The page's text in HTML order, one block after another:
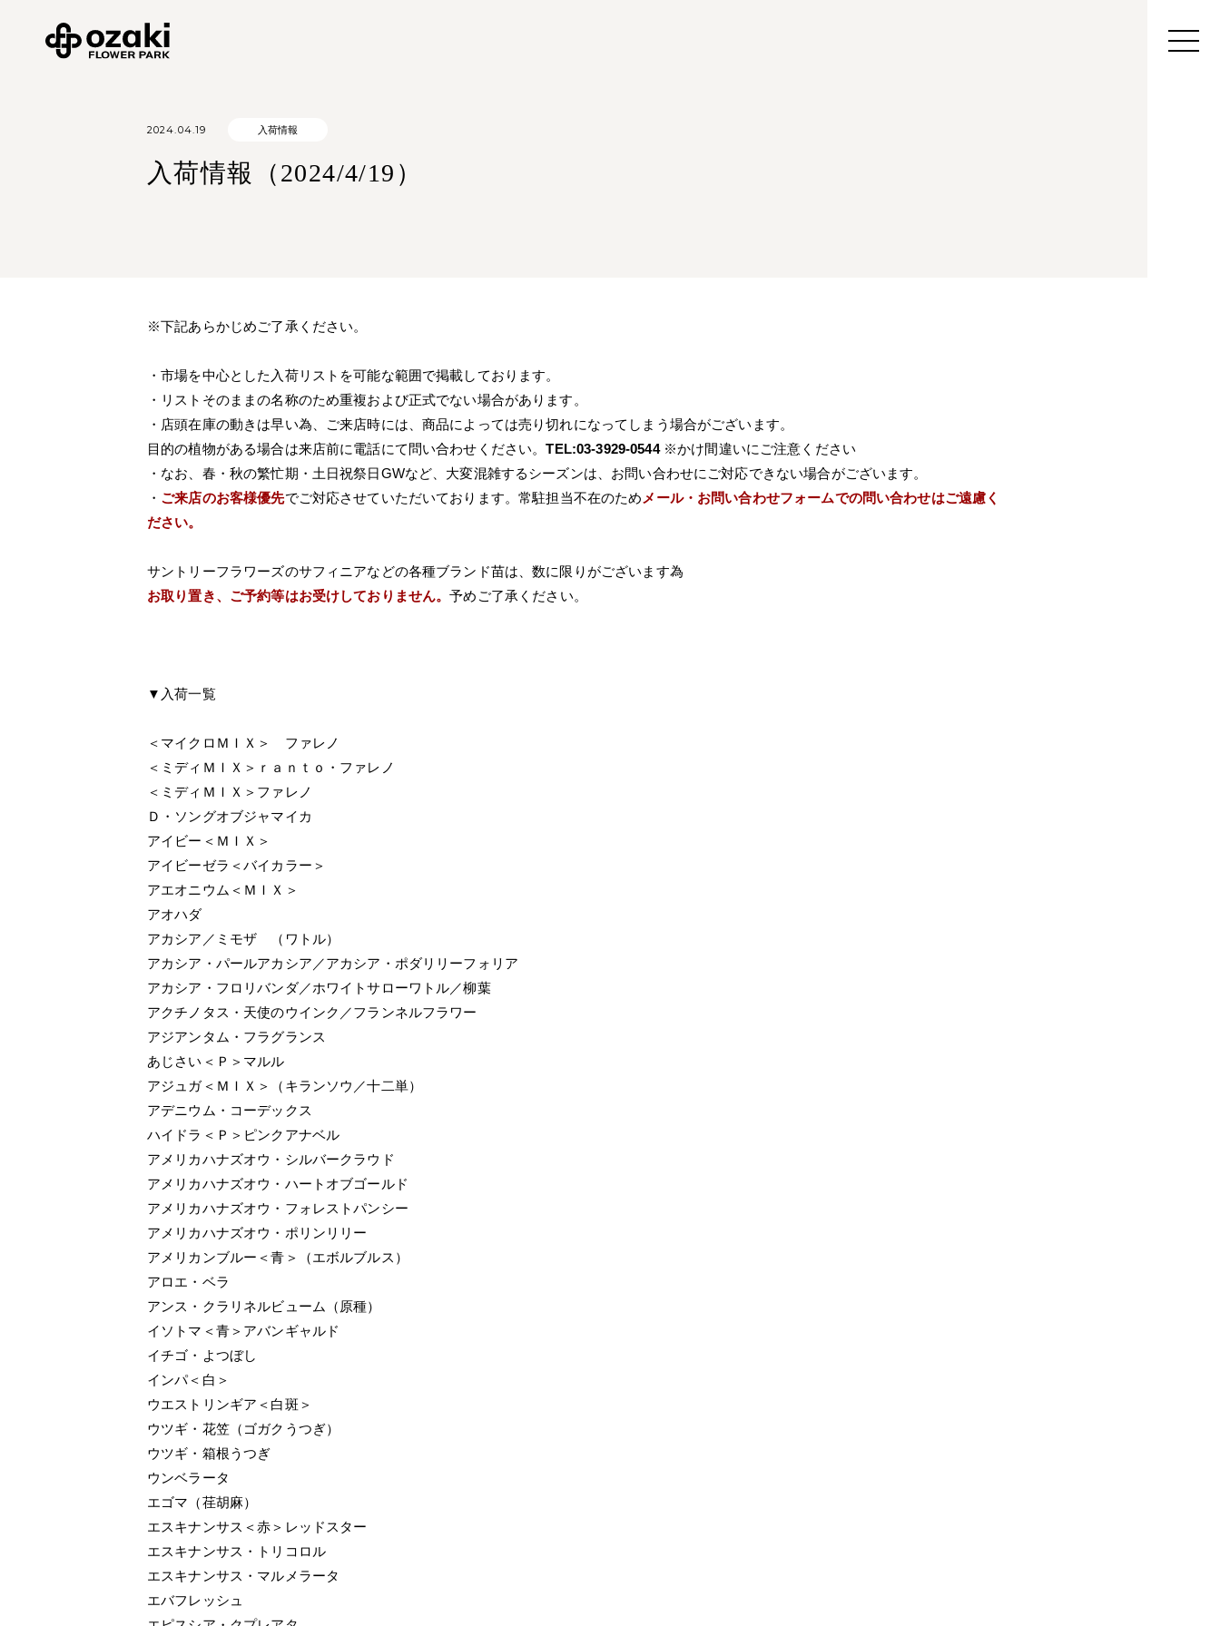
2024.04.19 入荷情報
入荷情報（2024/4/19）
※下記あらかじめご了承ください。
・市場を中心とした入荷リストを可能な範囲で掲載しております。
・リストそのままの名称のため重複および正式でない場合があります。
・店頭在庫の動きは早い為、ご来店時には、商品によっては売り切れになってしまう場合がございます。
目的の植物がある場合は来店前に電話にて問い合わせください。TEL:03-3929-0544※かけ間違いにご注意ください
・なお、春・秋の繁忙期・土日祝祭日GWなど、大変混雑するシーズンは、お問い合わせにご対応できない場合がございます。
・ ご来店のお客様優先でご対応させていただいております。常駐担当不在のため メール・お問い合わせフォームでの問い合わせはご遠慮く
ださい。
サントリーフラワーズのサフィニアなどの各種ブランド苗は、数に限りがございます為
お取り置き、ご予約等はお受けしておりません。予めご了承ください。
▼入荷一覧
＜マイクロＭＩＸ＞ ファレノ
＜ミディＭＩＸ＞ｒａｎｔｏ・ファレノ
＜ミディＭＩＸ＞ファレノ
Ｄ・ソングオブジャマイカ
アイビー＜ＭＩＸ＞
アイビーゼラ＜バイカラー＞
アエオニウム＜ＭＩＸ＞
アオハダ
アカシア／ミモザ （ワトル）
アカシア・パールアカシア／アカシア・ポダリリーフォリア
アカシア・フロリバンダ／ホワイトサローワトル／柳葉
アクチノタス・天使のウインク／フランネルフラワー
アジアンタム・フラグランス
あじさい＜Ｐ＞マルル
アジュガ＜ＭＩＸ＞（キランソウ／十二単）
アデニウム・コーデックス
ハイドラ＜Ｐ＞ピンクアナベル
アメリカハナズオウ・シルバークラウド
アメリカハナズオウ・ハートオブゴールド
アメリカハナズオウ・フォレストパンシー
アメリカハナズオウ・ポリンリリー
アメリカンブルー＜青＞（エボルブルス）
アロエ・ベラ
アンス・クラリネルビューム（原種）
イソトマ＜青＞アバンギャルド
イチゴ・よつぼし
インパ＜白＞
ウエストリンギア＜白斑＞
ウツギ・花笠（ゴガクうつぎ）
ウツギ・箱根うつぎ
ウンベラータ
エゴマ（荏胡麻）
エスキナンサス＜赤＞レッドスター
エスキナンサス・トリコロル
エスキナンサス・マルメラータ
エバフレッシュ